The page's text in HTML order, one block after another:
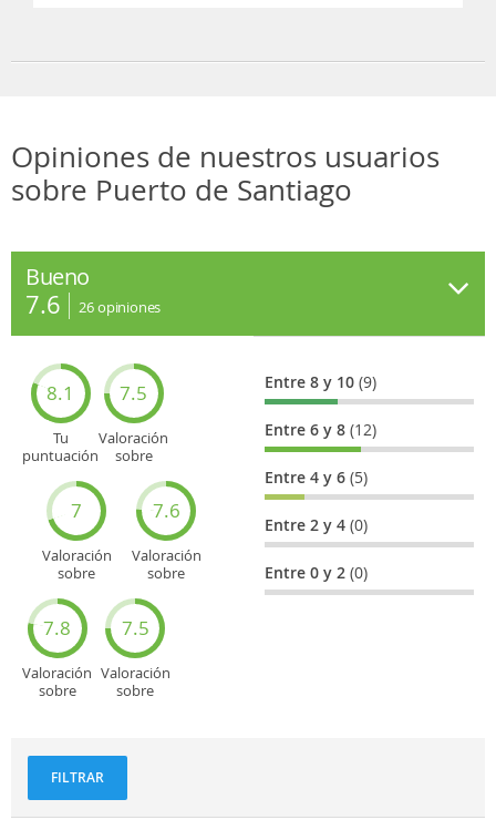
Opiniones de nuestros usuarios
sobre Puerto de Santiago
Bueno
7.6 26opiniones
8.1
Tu
puntuación
7.5
Valoración
sobre
7
Valoración
sobre
7.6
Valoración
sobre
turísticos
7.8
Valoración
sobre
7.5
Valoración
sobre
Entre 8 y 10(9)
Entre 6 y 8(12)
Entre 4 y 6(5)
Entre 2 y 4(0)
Entre 0 y 2(0)
FILTRAR